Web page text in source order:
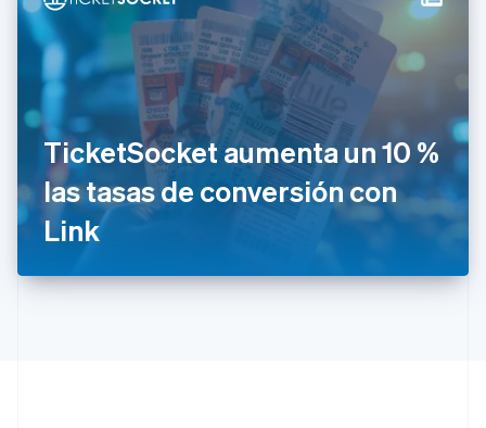
TicketSocket aumenta un 10 %
las tasas de conversión con
Link
English
Finlandia
English Svenska
Français English
Gibraltar
English
Grecia
English
Hungría
India